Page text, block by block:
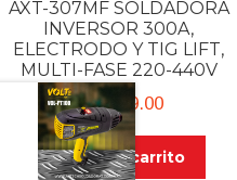
AXT-307MF ​SOLDADORA
INVERSOR 300A,
ELECTRODO Y TIG LIFT,
MULTI-FASE 220-440V
$18,029.00
Añadir al carrito